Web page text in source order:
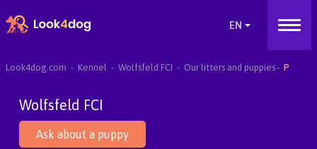
Look4dog.com Kennel Wolfsfeld FCI Our litters and puppies P
Wolfsfeld FCI
Ask about a puppy